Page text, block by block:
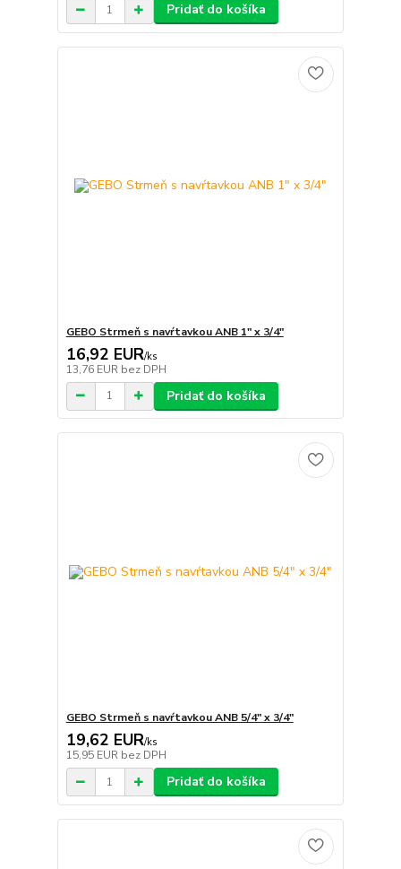
Pridať do košíka
GEBO Strmeň s navŕtavkou ANB 1" x 3/4"
16,92 EUR/ks
13,76 EUR bez DPH
Pridať do košíka
GEBO Strmeň s navŕtavkou ANB 5/4" x 3/4"
19,62 EUR/ks
15,95 EUR bez DPH
Pridať do košíka